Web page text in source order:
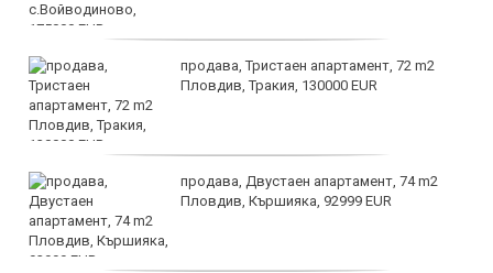
продава, Тристаен апартамент, 72 m2
Пловдив, Тракия, 130000 EUR
продава, Двустаен апартамент, 74 m2
Пловдив, Кършияка, 92999 EUR